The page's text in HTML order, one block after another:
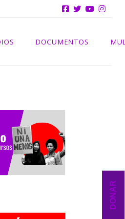
DONAR
DOCUMENTOS